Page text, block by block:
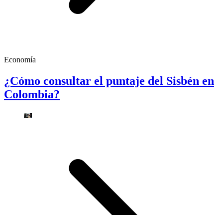
Economía
¿Cómo consultar el puntaje del Sisbén en
Colombia?